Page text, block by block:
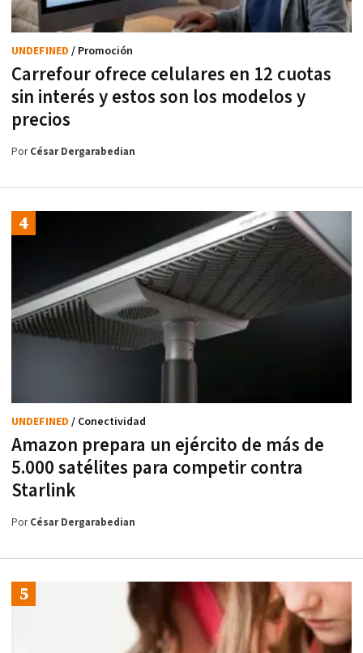
Carrefour ofrece celulares en 12 cuotas
sin interés y estos son los modelos y
precios
UNDEFINED / Promoción
PorCésar Dergarabedian
Amazon prepara un ejército de más de
5.000 satélites para competir contra
Starlink
UNDEFINED / Conectividad
PorCésar Dergarabedian